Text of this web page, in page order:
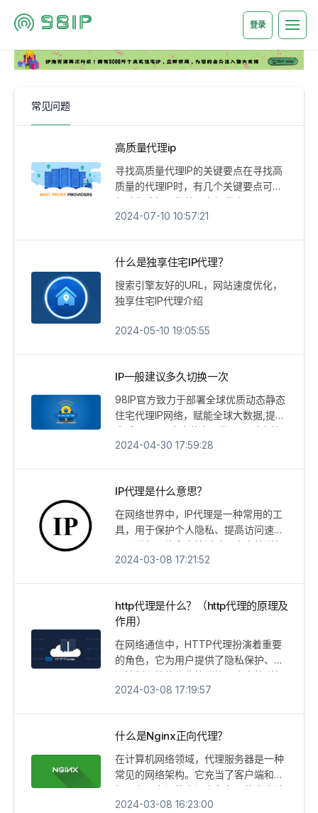
登录
常见问题
高质量代理ip
寻找高质量代理IP的关键要点在寻找高
质量的代理IP时，有几个关键要点可以
帮助你选择可靠的服务提供商，以下是
一些建议：1. IP质量和稳定性选择提供
2024-07-10 10:57:21
什么是独享住宅IP代理？
搜索引擎友好的URL，网站速度优化，
独享住宅IP代理介绍
2024-05-10 19:05:55
IP一般建议多久切换一次
98IP官方致力于部署全球优质动态静态
住宅代理IP网络，赋能全球大数据,提供
全球6500万真实住宅IP代理,同时支持
Http和Socks5代理协议,给予100%高质
legram/Line/Viber/PAYPAL/亚马逊等
云控拓客系统,防关联指纹浏览器,爬虫
抓取,电商系统,品牌保护等任何场景
2024-04-30 17:59:28
IP代理是什么意思？
在网络世界中，IP代理是一种常用的工
具，用于保护个人隐私、提高访问速度
以及进行网络爬虫等活动。本文将详细
介绍IP代理的含义、作用以及使用方
2024-03-08 17:21:52
http代理是什么？（http代理的原理及
作用）
在网络通信中，HTTP代理扮演着重要
的角色，它为用户提供了隐私保护、访
问控制和性能优化等功能。本文将详细
介绍HTTP代理的含义、工作原理以及
2024-03-08 17:19:57
什么是Nginx正向代理？
在计算机网络领域，代理服务器是一种
常见的网络架构。它充当了客户端和目
标服务器之间的中间人角色，将客户端
的请求转发给目标服务器，并将目标服
2024-03-08 16:23:00